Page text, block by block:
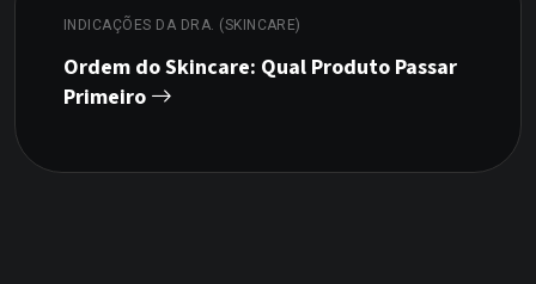
INDICAÇÕES DA DRA. (SKINCARE)
Ordem do Skincare: Qual Produto Passar
Primeiro